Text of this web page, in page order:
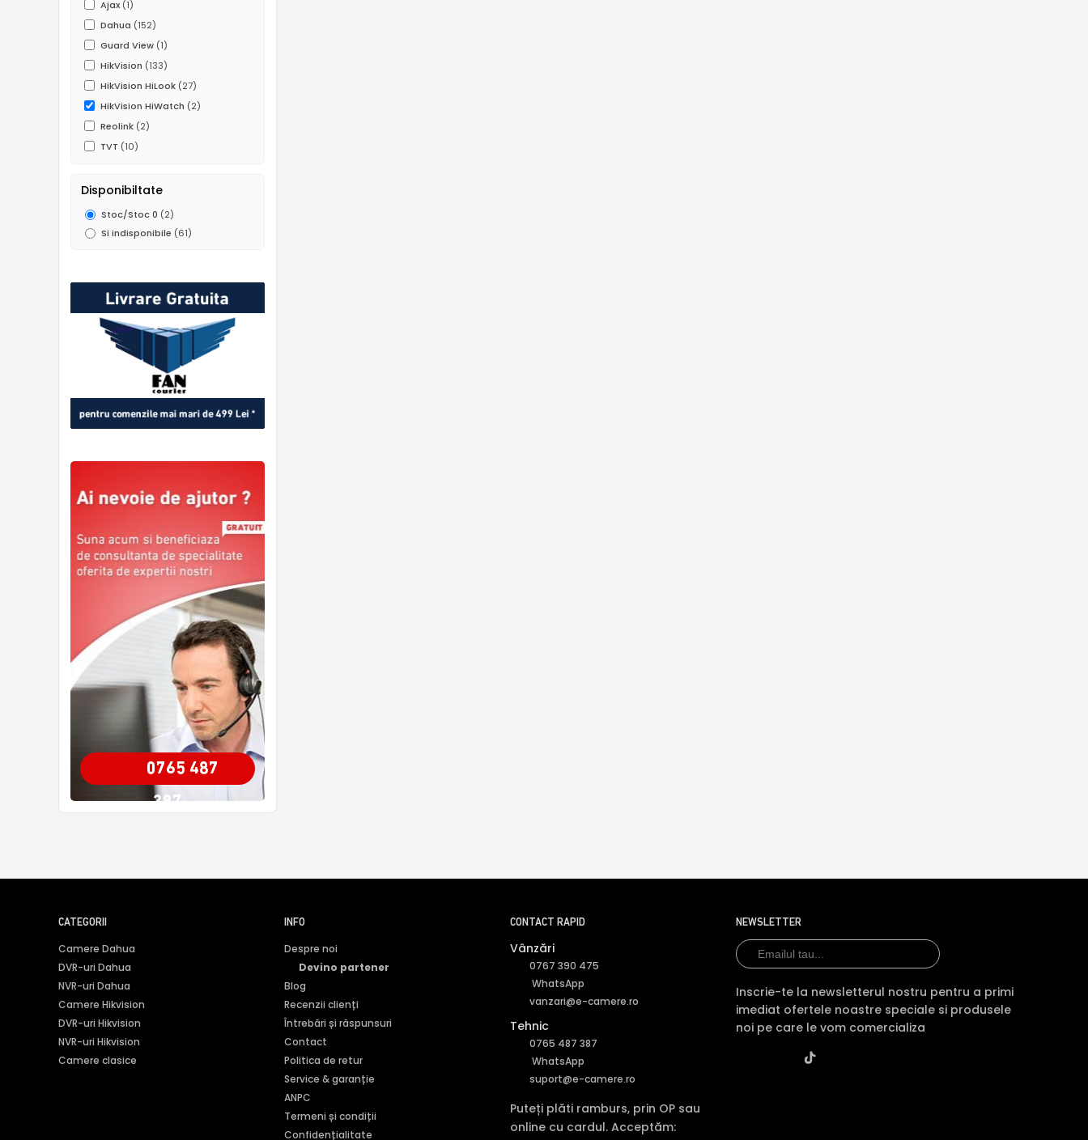
Ajax (1)
Dahua (152)
Guard View (1)
HikVision (133)
HikVision HiLook (27)
HikVision HiWatch (2)
Reolink (2)
TVT (10)
Disponibiltate
Stoc/Stoc 0 (2)
Si indisponibile (61)
0765 487
387
CATEGORII
Camere Dahua
DVR-uri Dahua
NVR-uri Dahua
Camere Hikvision
DVR-uri Hikvision
NVR-uri Hikvision
Camere clasice
INFO
Despre noi
Devino partener
Blog
Recenzii clienți
Întrebări și răspunsuri
Contact
Politica de retur
Service & garanție
ANPC
Termeni și condiții
Confidențialitate
CONTACT RAPID
Vânzări
0767 390 475
WhatsApp
vanzari@e-camere.ro
Tehnic
0765 487 387
WhatsApp
suport@e-camere.ro
Puteți plăti ramburs, prin OP sau
online cu cardul. Acceptăm:
NEWSLETTER
Inscrie-te la newsletterul nostru pentru a primi
imediat ofertele noastre speciale si produsele
noi pe care le vom comercializa